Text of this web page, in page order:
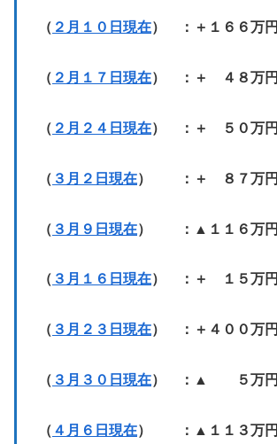
（ ２月１０日現在） ：＋１６６万円
（ ２月１７日現在） ：＋ ４８万円
（ ２月２４日現在） ：＋ ５０万円
（ ３月２日現在） ：＋ ８７万円
（ ３月９日現在） ：▲１１６万円
（ ３月１６日現在） ：＋ １５万円
（ ３月２３日現在） ：＋４００万円
（ ３月３０日現在） ：▲ ５万円
（ ４月６日現在） ：▲１１３万円